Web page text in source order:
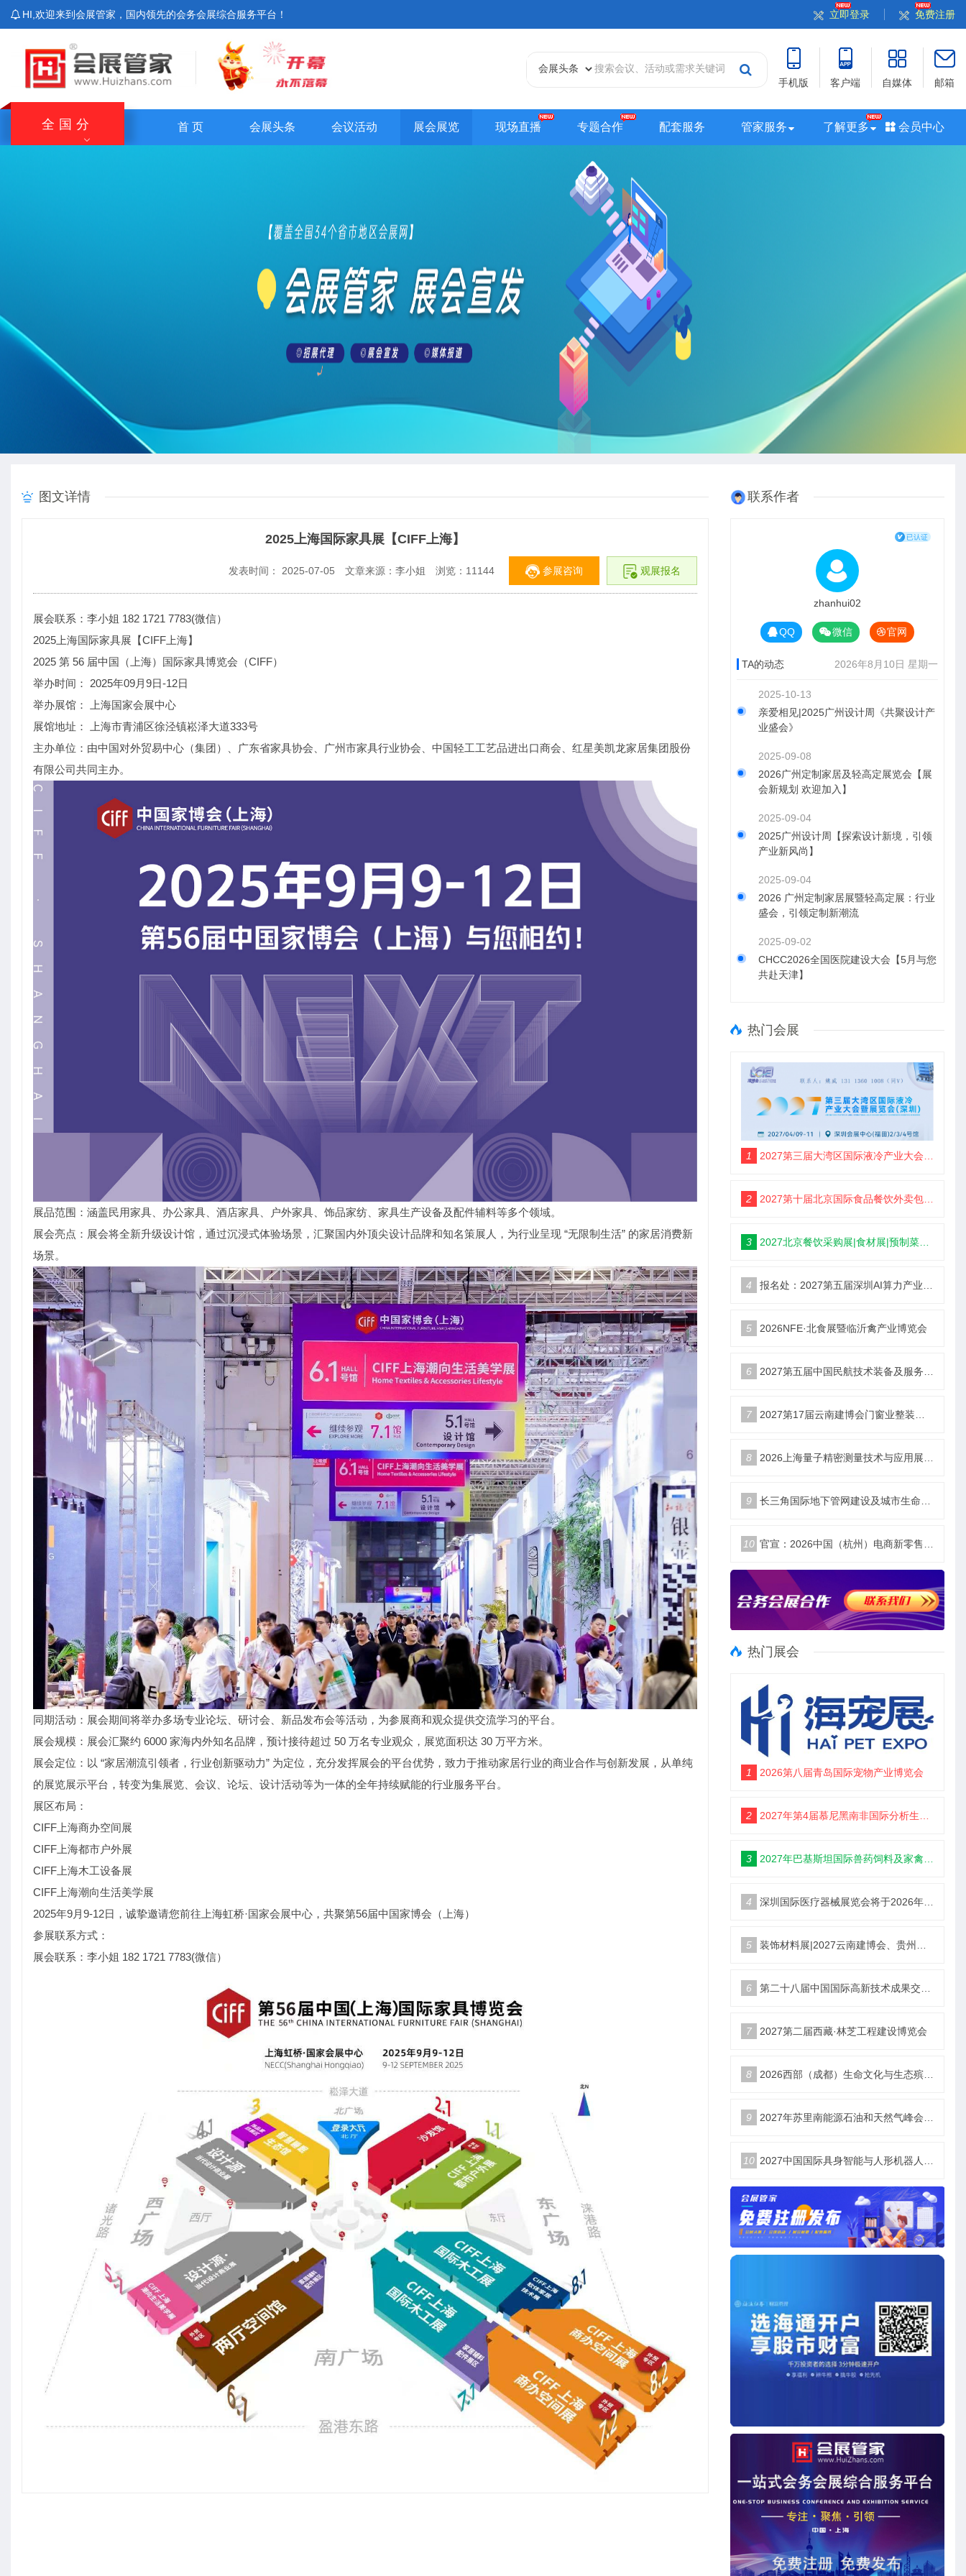
HI,欢迎来到会展管家，国内领先的会务会展综合服务平台！ 立即登录 免费注册
手机版 客户端 自媒体 邮箱
全国分 首 页 会展头条 会议活动 展会展览 现场直播 专题合作 配套服务 管家服务 了解更多 会员中心
福建站
江西站 陕西站
台湾站
图文详情
2025上海国际家具展【CIFF上海】
发表时间： 2025-07-05 文章来源：李小姐 浏览： 11144 参展咨询 观展报名
展会联系：李小姐 182 1721 7783(微信）
2025上海国际家具展【CIFF上海】
2025 第 56 届中国（上海）国际家具博览会（CIFF）
举办时间： 2025年09月9日-12日
举办展馆： 上海国家会展中心
展馆地址： 上海市青浦区徐泾镇崧泽大道333号
主办单位：由中国对外贸易中心（集团）、广东省家具协会、广州市家具行业协会、中国轻工工艺品进出口商会、红星美凯龙家居集团股份
有限公司共同主办。
展品范围：涵盖民用家具、办公家具、酒店家具、户外家具、饰品家纺、家具生产设备及配件辅料等多个领域。
展会亮点：展会将全新升级设计馆，通过沉浸式体验场景，汇聚国内外顶尖设计品牌和知名策展人，为行业呈现 “无限制生活” 的家居消费新
场景。
同期活动：展会期间将举办多场专业论坛、研讨会、新品发布会等活动，为参展商和观众提供交流学习的平台。
展会规模：展会汇聚约 6000 家海内外知名品牌，预计接待超过 50 万名专业观众，展览面积达 30 万平方米。
展会定位：以 “家居潮流引领者，行业创新驱动力” 为定位，充分发挥展会的平台优势，致力于推动家居行业的商业合作与创新发展，从单纯
的展览展示平台，转变为集展览、会议、论坛、设计活动等为一体的全年持续赋能的行业服务平台。
展区布局：
CIFF上海商办空间展
CIFF上海都市户外展
CIFF上海木工设备展
CIFF上海潮向生活美学展
2025年9月9-12日，诚挚邀请您前往上海虹桥·国家会展中心，共聚第56届中国家博会（上海）
参展联系方式：
展会联系：李小姐 182 1721 7783(微信）
联系作者
zhanhui02
QQ 微信 官网
TA的动态 2026年8月10日 星期一
2025-10-13
亲爱相见|2025广州设计周《共聚设计产
业盛会》
2025-09-08
2026广州定制家居及轻高定展览会【展
会新规划 欢迎加入】
2025-09-04
2025广州设计周【探索设计新境，引领
产业新风尚】
2025-09-04
2026 广州定制家居展暨轻高定展：行业
盛会，引领定制新潮流
2025-09-02
CHCC2026全国医院建设大会【5月与您
共赴天津】
热门会展
1 2027第三届大湾区国际液冷产业大会暨展览会(定档深圳)
2 2027第十届北京国际食品餐饮外卖包装展览会【定档5月】
3 2027北京餐饮采购展|食材展|预制菜展|调味品展
4 报名处：2027第五届深圳AI算力产业大会暨展览会
5 2026NFE·北食展暨临沂禽产业博览会
6 2027第五届中国民航技术装备及服务展_北京站
7 2027第17届云南建博会门窗业整装定制智能家居卫浴建材展会
8 2026上海量子精密测量技术与应用展将于11月10日开幕！
9 长三角国际地下管网建设及城市生命安全线展览会
10 官宣：2026中国（杭州）电商新零售品牌博览会
热门展会
1 2026第八届青岛国际宠物产业博览会
2 2027年第4届慕尼黑南非国际分析生化博览会 （analytica Lab Africa 2027）
3 2027年巴基斯坦国际兽药饲料及家禽博览会
4 深圳国际医疗器械展览会将于2026年12月9日-11日举办
5 装饰材料展|2027云南建博会、贵州建博会
6 第二十八届中国国际高新技术成果交易会|智储未来 电联高交
7 2027第二届西藏·林芝工程建设博览会
8 2026西部（成都）生命文化与生态殡葬产业展览会
9 2027年苏里南能源石油和天然气峰会暨展览会（SEOGS）
10 2027中国国际具身智能与人形机器人展3月开幕